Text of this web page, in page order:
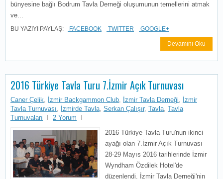
bünyesine bağlı Bodrum Tavla Derneği oluşumunun temellerini atmak
ve...
BU YAZIYI PAYLAŞ: FACEBOOK TWITTER GOOGLE+
Devamını Oku
2016 Türkiye Tavla Turu 7.İzmir Açık Turnuvası
Caner Çelik, İzmir Backgammon Club, İzmir Tavla Derneği, İzmir
Tavla Turnuvası, İzmirde Tavla, Serkan Çalışır, Tavla, Tavla
Turnuvaları
2 Yorum
2016 Türkiye Tavla Turu'nun ikinci
ayağı olan 7.İzmir Açık Turnuvası
28-29 Mayıs 2016 tarihlerinde İzmir
Wyndham Özdilek Hotel'de
düzenlendi. İzmir Tavla Derneği'nin